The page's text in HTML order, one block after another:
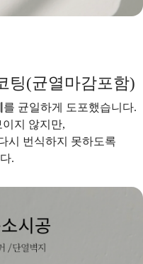
팅(균열마감포함)
를 균일하게 도포했습니다.
지 않지만,
시 번식하지 못하도록
.